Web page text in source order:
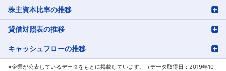
株主資本比率の推移
貸借対照表の推移
キャッシュフローの推移
※企業が公表しているデータをもとに掲載しています。（データ取得日：2019年10